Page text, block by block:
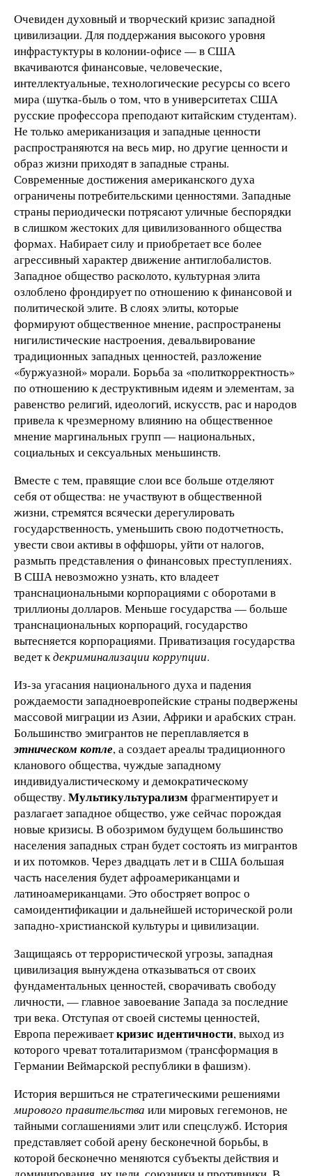
Очевиден духовный и творческий кризис западной
цивилизации. Для поддержания высокого уровня
инфрастуктуры в колонии-офисе — в США
вкачиваются финансовые, человеческие,
интеллектуальные, технологические ресурсы со всего
мира (шутка-быль о том, что в университетах США
русские профессора преподают китайским студентам).
Не только американизация и западные ценности
распространяются на весь мир, но другие ценности и
образ жизни приходят в западные страны.
Современные достижения американского духа
ограничены потребительскими ценностями. Западные
страны периодически потрясают уличные беспорядки
в слишком жестоких для цивилизованного общества
формах. Набирает силу и приобретает все более
агрессивный характер движение антиглобалистов.
Западное общество расколото, культурная элита
озлоблено фрондирует по отношению к финансовой и
политической элите. В слоях элиты, которые
формируют общественное мнение, распространены
нигилистические настроения, девальвирование
традиционных западных ценностей, разложение
«буржуазной» морали. Борьба за «политкорректность»
по отношению к деструктивным идеям и элементам, за
равенство религий, идеологий, искусств, рас и народов
привела к чрезмерному влиянию на общественное
мнение маргинальных групп — национальных,
социальных и сексуальных меньшинств.
Вместе с тем, правящие слои все больше отделяют
себя от общества: не участвуют в общественной
жизни, стремятся всячески дерегулировать
государственность, уменьшить свою подотчетность,
увести свои активы в оффшоры, уйти от налогов,
размыть представления о финансовых преступлениях.
В США невозможно узнать, кто владеет
транснациональными корпорациями с оборотами в
триллионы долларов. Меньше государства — больше
транснациональных корпораций, государство
вытесняется корпорациями. Приватизация государства
ведет кдекриминализации коррупции.
Из-за угасания национального духа и падения
рождаемости западноевропейские страны подвержены
массовой миграции из Азии, Африки и арабских стран.
Большинство эмигрантов не переплавляется в
этническом котле, а создает ареалы традиционного
кланового общества, чуждые западному
индивидуалистическому и демократическому
обществу. Мультикультурализм фрагментирует и
разлагает западное общество, уже сейчас порождая
новые кризисы. В обозримом будущем большинство
населения западных стран будет состоять из мигрантов
и их потомков. Через двадцать лет и в США большая
часть населения будет афроамериканцами и
латиноамериканцами. Это обостряет вопрос о
самоидентификации и дальнейшей исторической роли
западно-христианской культуры и цивилизации.
Защищаясь от террористической угрозы, западная
цивилизация вынуждена отказываться от своих
фундаментальных ценностей, сворачивать свободу
личности, — главное завоевание Запада за последние
три века. Отступая от своей системы ценностей,
Европа переживаеткризис идентичности, выход из
которого чреват тоталитаризмом (трансформация в
Германии Веймарской республики в фашизм).
История вершиться не стратегическими решениями
мирового правительства или мировых гегемонов, не
тайными соглашениями элит или спецслужб. История
представляет собой арену бесконечной борьбы, в
которой бесконечно меняются субъекты действия и